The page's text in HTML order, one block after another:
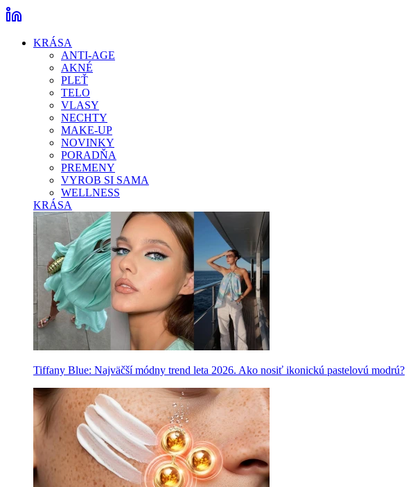
KRÁSA
ANTI-AGE
AKNÉ
PLEŤ
TELO
VLASY
NECHTY
MAKE-UP
NOVINKY
PORADŇA
PREMENY
VYROB SI SAMA
WELLNESS
KRÁSA
Tiffany Blue: Najväčší módny trend leta 2026. Ako nosiť ikonickú pastelovú modrú?